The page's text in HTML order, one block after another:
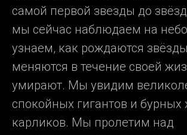
самой первой звезды до
мы сейчас наблюдаем на
узнаем, как рождаются
меняются в течение своей
умирают. Мы увидим
спокойных гигантов и бурных
карликов. Мы пролетим над